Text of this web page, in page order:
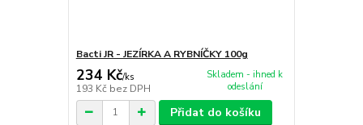
Bacti JR - JEZÍRKA A RYBNÍČKY 100g
234 Kč/ks
193 Kč bez DPH
Skladem - ihned k
odeslání
Přidat do košíku